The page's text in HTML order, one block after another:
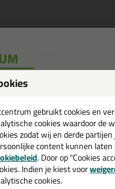
Primer
de Sika Primer 206 G+P
je meer weten over de
gebruikt cookies en
cookies waardoor de
zodat wij en derde
content kunnen
. Door op "Cookies
Indien je kiest voor
cookies.
💚
en ontvang een
€35,-bij je eerste bestelling!